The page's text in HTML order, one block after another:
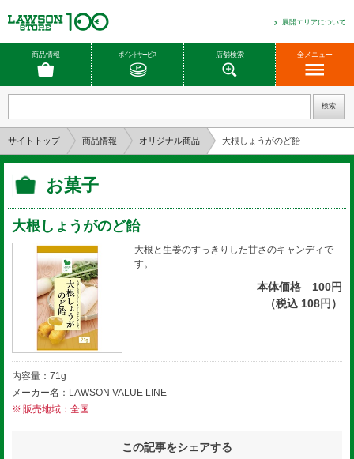
展開エリアについて
商品情報 ポイントサービス 店舗検索 全メニュー
サイトトップ 商品情報 オリジナル商品 大根しょうがのど飴
お菓子
大根しょうがのど飴
大根と生姜のすっきりした甘さのキャンディで
す。
本体価格 100円
（税込 108円）
内容量：71g
メーカー名：LAWSON VALUE LINE
販売地域：全国
この記事をシェアする